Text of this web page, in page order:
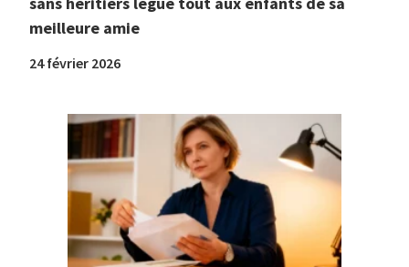
meilleure amie
24 février 2026